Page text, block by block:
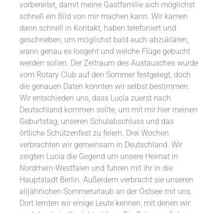
vorbereitet, damit meine Gastfamilie sich möglichst
schnell ein Bild von mir machen kann. Wir kamen
dann schnell in Kontakt, haben telefoniert und
geschrieben, um möglichst bald auch abzuklären,
wann genau es losgeht und welche Flüge gebucht
werden sollen. Der Zeitraum des Austausches wurde
vom Rotary Club auf den Sommer festgelegt, doch
die genauen Daten konnten wir selbst bestimmen.
Wir entschieden uns, dass Lucía zuerst nach
Deutschland kommen sollte, um mit mir hier meinen
Geburtstag, unseren Schulabschluss und das
örtliche Schützenfest zu feiern. Drei Wochen
verbrachten wir gemeinsam in Deutschland. Wir
zeigten Lucía die Gegend um unsere Heimat in
Nordrhein-Westfalen und fuhren mit ihr in die
Hauptstadt Berlin. Außerdem verbracht sie unseren
alljährlichen Sommerurlaub an der Ostsee mit uns.
Dort lernten wir einige Leute kennen, mit denen wir